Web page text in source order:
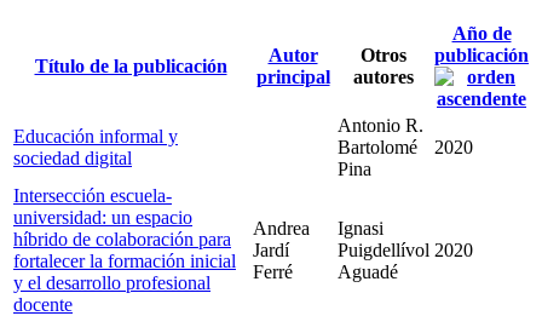
Título de la publicación
Autor
principal
Otros
autores
Año de
publicación
Educación informal y
sociedad digital
Antonio R.
Bartolomé
Pina
2020
Intersección escuela-
universidad: un espacio
híbrido de colaboración para
fortalecer la formación inicial
y el desarrollo profesional
docente
Andrea
Jardí
Ferré
Ignasi
Puigdellívol
Aguadé
2020